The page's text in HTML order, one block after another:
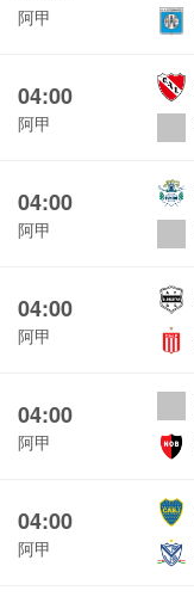
阿甲
04:00
阿甲
04:00
阿甲
04:00
阿甲
04:00
阿甲
04:00
阿甲